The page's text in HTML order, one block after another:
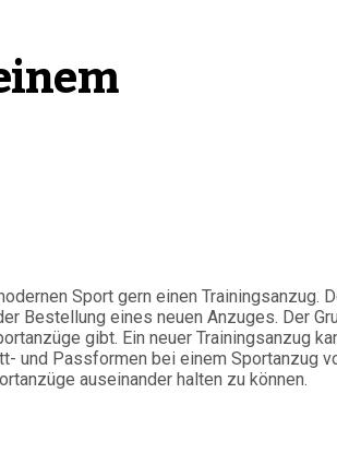
Sport gern einen Trainingsanzug.
Bestellung eines neuen Anzuges. Der
gibt. Ein neuer Trainingsanzug
und Passformen bei einem Sportanzug
auseinander halten zu können.